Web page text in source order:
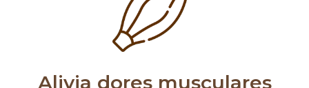
Alivia dores musculares